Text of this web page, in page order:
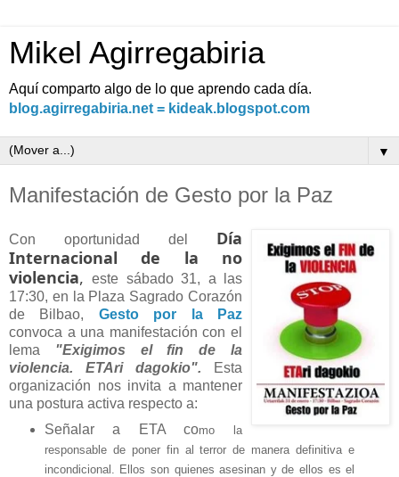
Mikel Agirregabiria
Aquí comparto algo de lo que aprendo cada día.
blog.agirregabiria.net = kideak.blogspot.com
▼
Manifestación de Gesto por la Paz
Con oportunidad del Día
Internacional de la no
violencia,este sábado 31, a las
17:30, en la Plaza Sagrado Corazón
de Bilbao, Gesto por la Paz
convoca a una manifestación con el
lema "Exigimos el fin de la
violencia. ETAri dagokio". Esta
organización nos invita a mantener
una postura activa respecto a:
Señalar a ETA como la
responsable de poner fin al terror de manera definitiva e
incondicional. Ellos son quienes asesinan y de ellos es el